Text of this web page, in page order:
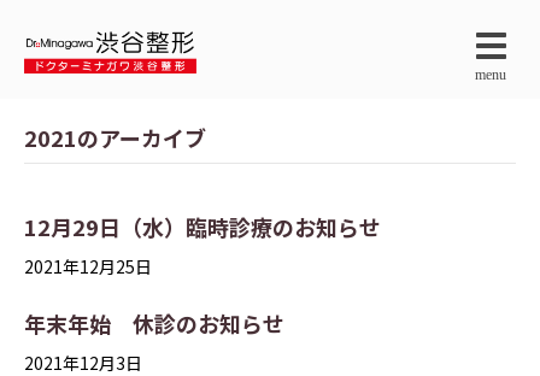
menu
2021のアーカイブ
12月29日（水）臨時診療のお知らせ
2021年12月25日
年末年始 休診のお知らせ
2021年12月3日